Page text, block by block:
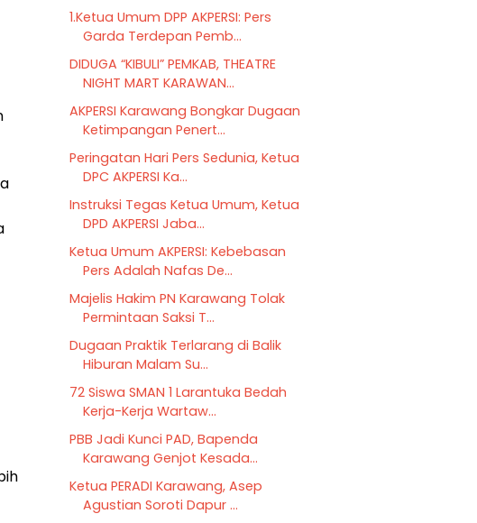
1.Ketua Umum DPP AKPERSI: Pers
Garda Terdepan Pemb...
DIDUGA “KIBULI” PEMKAB, THEATRE
NIGHT MART KARAWAN...
AKPERSI Karawang Bongkar Dugaan
Ketimpangan Penert...
Peringatan Hari Pers Sedunia, Ketua
DPC AKPERSI Ka...
Instruksi Tegas Ketua Umum, Ketua
DPD AKPERSI Jaba...
Ketua Umum AKPERSI: Kebebasan
Pers Adalah Nafas De...
Majelis Hakim PN Karawang Tolak
Permintaan Saksi T...
Dugaan Praktik Terlarang di Balik
Hiburan Malam Su...
72 Siswa SMAN 1 Larantuka Bedah
Kerja-Kerja Wartaw...
PBB Jadi Kunci PAD, Bapenda
Karawang Genjot Kesada...
Ketua PERADI Karawang, Asep
Agustian Soroti Dapur ...